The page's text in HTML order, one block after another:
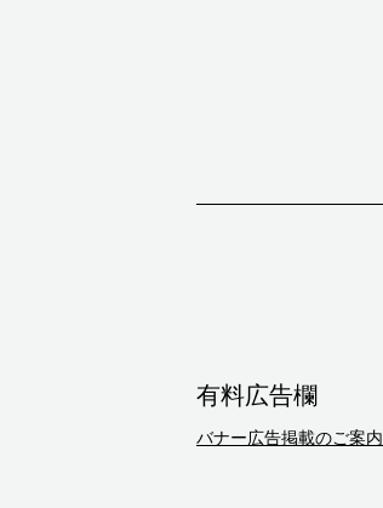
有料広告欄
バナー広告掲載のご案内